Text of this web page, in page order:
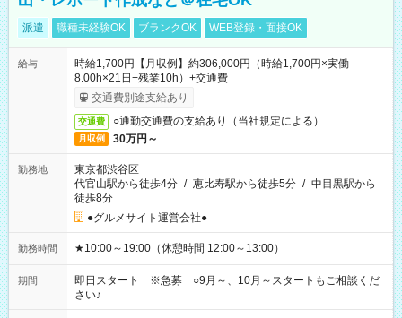
派遣 職種未経験OK ブランクOK WEB登録・面接OK
給与
時給1,700円【月収例】約306,000円（時給1,700円×実働
8.00h×21日+残業10h）+交通費
交通費別途支給あり
交通費 ○通勤交通費の支給あり（当社規定による）
月収例 30万円～
勤務地
東京都渋谷区
代官山駅から徒歩4分 / 恵比寿駅から徒歩5分 / 中目黒駅から
徒歩8分
●グルメサイト運営会社●
勤務時間 ★10:00～19:00（休憩時間 12:00～13:00）
期間
即日スタート ※急募 ○9月～、10月～スタートもご相談くだ
さい♪